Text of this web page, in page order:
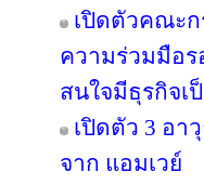
เปิดตัวคณะ
ความร่วมมือร
สนใจมีธุรกิจเ
เปิดตัว 3 อา
จาก แอมเวย์